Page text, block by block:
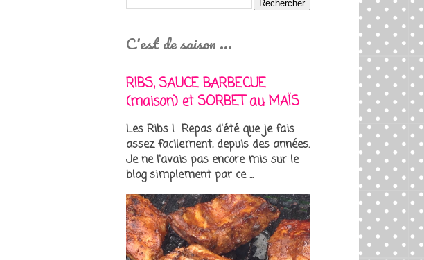
C'est de saison ...
RIBS, SAUCE BARBECUE
(maison) et SORBET au MAÏS
Les Ribs ! Repas d'été que je fais
assez facilement, depuis des années.
Je ne l'avais pas encore mis sur le
blog simplement par ce ...